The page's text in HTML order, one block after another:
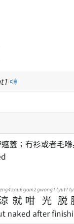
1
蓋；冇衫或者毛
就
zau6
咁
gam2
光
gwong1
脱
tyut1
naked after